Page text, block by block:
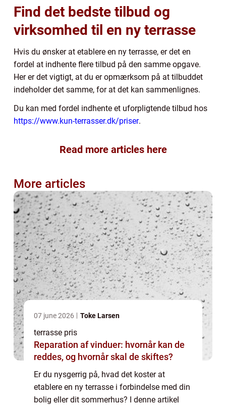
Find det bedste tilbud og
virksomhed til en ny terrasse
Hvis du ønsker at etablere en ny terrasse, er det en
fordel at indhente flere tilbud på den samme opgave.
Her er det vigtigt, at du er opmærksom på at tilbuddet
indeholder det samme, for at det kan sammenlignes.
Du kan med fordel indhente et uforpligtende tilbud hos
https://www.kun-terrasser.dk/priser.
Read more articles here
More articles
07 june 2026 Toke Larsen
terrasse pris
Reparation af vinduer: hvornår kan de
reddes, og hvornår skal de skiftes?
Er du nysgerrig på, hvad det koster at
etablere en ny terrasse i forbindelse med din
bolig eller dit sommerhus? I denne artikel